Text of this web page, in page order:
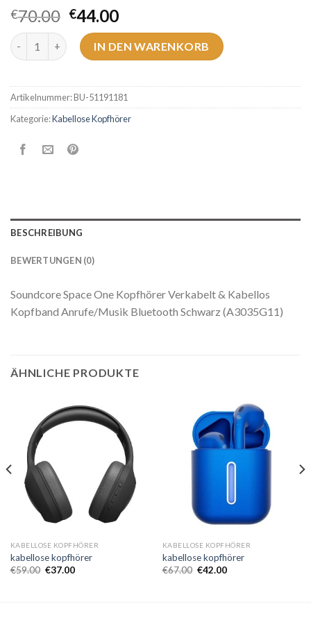
€70.00 €44.00
kabellose kopfhörer MengeIN DEN WARENKORB
Artikelnummer:BU-51191181
Kategorie:Kabellose Kopfhörer
BESCHREIBUNG
BEWERTUNGEN (0)
Soundcore Space One Kopfhörer Verkabelt & Kabellos
Kopfband Anrufe/Musik Bluetooth Schwarz (A3035G11)
ÄHNLICHE PRODUKTE
KABELLOSE KOPFHÖRER
kabellose kopfhörer
€59.00 €37.00
KABELLOSE KOPFHÖRER
kabellose kopfhörer
€67.00 €42.00